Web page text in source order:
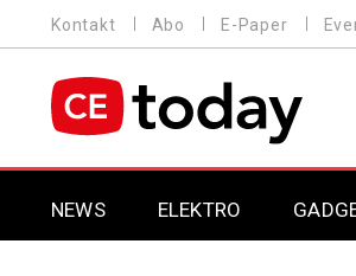
Kontakt Abo E-Paper
MAIN NAVIGATION
NEWS ELEKTRO